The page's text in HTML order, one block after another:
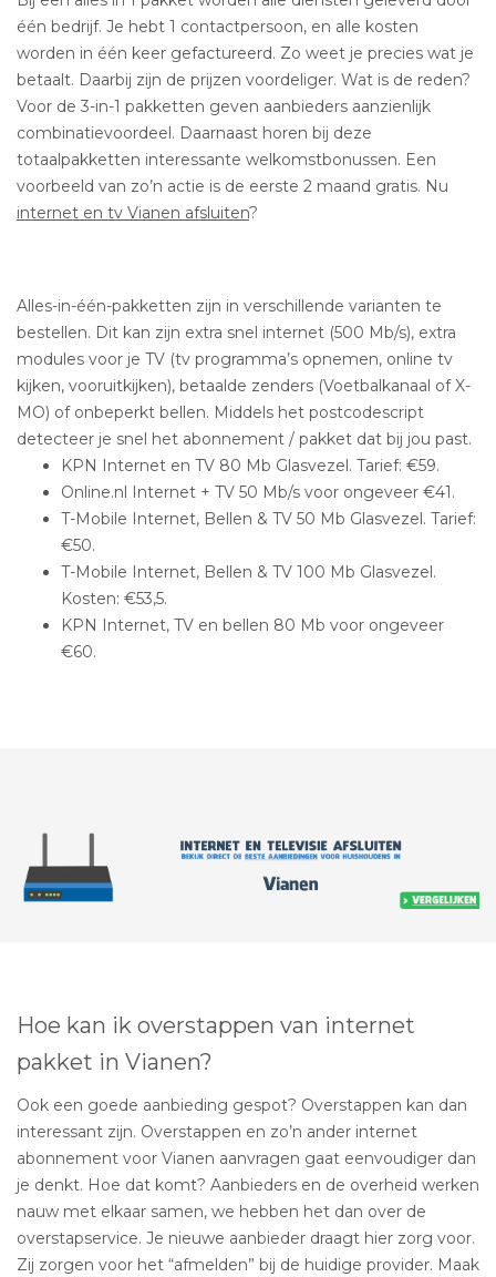
één bedrijf. Je hebt 1 contactpersoon, en alle kosten
worden in één keer gefactureerd. Zo weet je precies wat je
betaalt. Daarbij zijn de prijzen voordeliger. Wat is de reden?
Voor de 3-in-1 pakketten geven aanbieders aanzienlijk
combinatievoordeel. Daarnaast horen bij deze
totaalpakketten interessante welkomstbonussen. Een
voorbeeld van zo’n actie is de eerste 2 maand gratis. Nu
internet en tv Vianen afsluiten?
Alles-in-één-pakketten zijn in verschillende varianten te
bestellen. Dit kan zijn extra snel internet (500 Mb/s), extra
modules voor je TV (tv programma’s opnemen, online tv
kijken, vooruitkijken), betaalde zenders (Voetbalkanaal of X-
MO) of onbeperkt bellen. Middels het postcodescript
detecteer je snel het abonnement / pakket dat bij jou past.
KPN Internet en TV 80 Mb Glasvezel. Tarief: €59.
Online.nl Internet + TV 50 Mb/s voor ongeveer €41.
T-Mobile Internet, Bellen & TV 50 Mb Glasvezel. Tarief:
€50.
T-Mobile Internet, Bellen & TV 100 Mb Glasvezel.
Kosten: €53,5.
KPN Internet, TV en bellen 80 Mb voor ongeveer
€60.
Hoe kan ik overstappen van internet
pakket in Vianen?
Ook een goede aanbieding gespot? Overstappen kan dan
interessant zijn. Overstappen en zo’n ander internet
abonnement voor Vianen aanvragen gaat eenvoudiger dan
je denkt. Hoe dat komt? Aanbieders en de overheid werken
nauw met elkaar samen, we hebben het dan over de
overstapservice. Je nieuwe aanbieder draagt hier zorg voor.
Zij zorgen voor het “afmelden” bij de huidige provider. Maak